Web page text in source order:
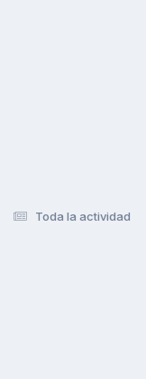
Toda la actividad